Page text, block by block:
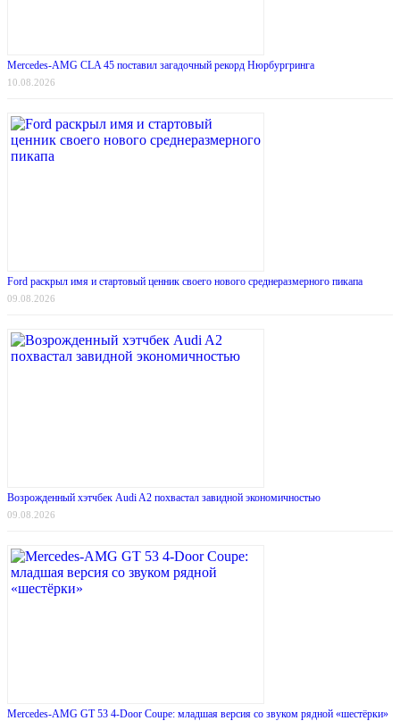
Mercedes-AMG CLA 45 поставил загадочный рекорд Нюрбургринга
10.08.2026
Ford раскрыл имя и стартовый ценник своего нового среднеразмерного пикапа
09.08.2026
Возрожденный хэтчбек Audi A2 похвастал завидной экономичностью
09.08.2026
Mercedes-AMG GT 53 4-Door Coupe: младшая версия со звуком рядной «шестёрки»